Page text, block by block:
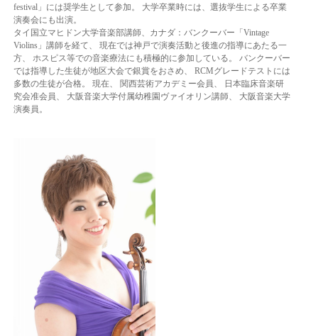
festival」には奨学生として参加。 大学卒業時には、選抜学生による卒業
演奏会にも出演。
タイ国立マヒドン大学音楽部講師、カナダ：バンクーバー「Vintage
Violins」講師を経て、 現在では神戸で演奏活動と後進の指導にあたる一
方、 ホスピス等での音楽療法にも積極的に参加している。 バンクーバー
では指導した生徒が地区大会で銀賞をおさめ、 RCMグレードテストには
多数の生徒が合格。 現在、 関西芸術アカデミー会員、 日本臨床音楽研
究会准会員、 大阪音楽大学付属幼稚園ヴァイオリン講師、 大阪音楽大学
演奏員。